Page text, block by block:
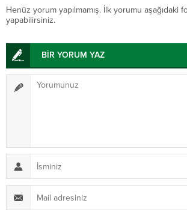
Henüz yorum yapılmamış. İlk yorumu aşağıdaki
yapabilirsiniz.
BİR YORUM YAZ